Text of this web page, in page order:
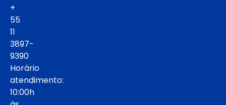
+
55
11
3897-
9390
Horário
atendimento:
10:00h